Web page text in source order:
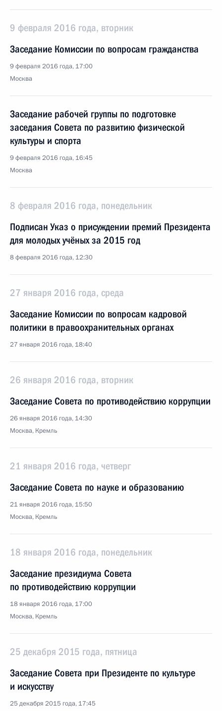
9 февраля 2016 года, вторник
Заседание Комиссии по вопросам гражданства
9 февраля 2016 года, 17:00
Москва
Заседание рабочей группы по подготовке
заседания Совета по развитию физической
культуры и спорта
9 февраля 2016 года, 16:45
Москва
8 февраля 2016 года, понедельник
Подписан Указ о присуждении премий Президента
для молодых учёных за 2015 год
8 февраля 2016 года, 12:30
27 января 2016 года, среда
Заседание Комиссии по вопросам кадровой
политики в правоохранительных органах
27 января 2016 года, 18:40
26 января 2016 года, вторник
Заседание Совета по противодействию коррупции
26 января 2016 года, 14:30
Москва, Кремль
21 января 2016 года, четверг
Заседание Совета по науке и образованию
21 января 2016 года, 15:50
Москва, Кремль
18 января 2016 года, понедельник
Заседание президиума Совета
по противодействию коррупции
18 января 2016 года, 17:00
Москва, Кремль
25 декабря 2015 года, пятница
Заседание Совета при Президенте по культуре
и искусству
25 декабря 2015 года, 17:45